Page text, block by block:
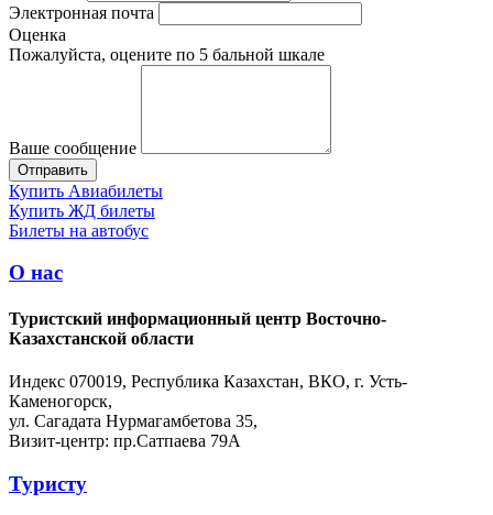
Электронная почта
Оценка
Пожалуйста, оцените по 5 бальной шкале
Ваше сообщение
Купить Авиабилеты
Купить ЖД билеты
Билеты на автобус
О нас
Туристский информационный центр Восточно-
Казахстанской области
Индекс 070019, Республика Казахстан, ВКО, г. Усть-
Каменогорск,
ул. Сагадата Нурмагамбетова 35,
Визит-центр: пр.Сатпаева 79А
Туристу